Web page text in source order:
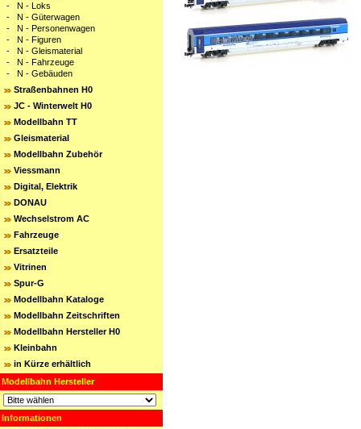
- N - Loks
- N - Güterwagen
- N - Personenwagen
- N - Figuren
- N - Gleismaterial
- N - Fahrzeuge
- N - Gebäuden
Straßenbahnen H0
JC - Winterwelt H0
Modellbahn TT
Gleismaterial
Modellbahn Zubehör
Viessmann
Digital, Elektrik
DONAU
Wechselstrom AC
Fahrzeuge
Ersatzteile
Vitrinen
Spur-G
Modellbahn Kataloge
Modellbahn Zeitschriften
Modellbahn Hersteller H0
Kleinbahn
in Kürze erhältlich
Modellbahn Hersteller
Informationen